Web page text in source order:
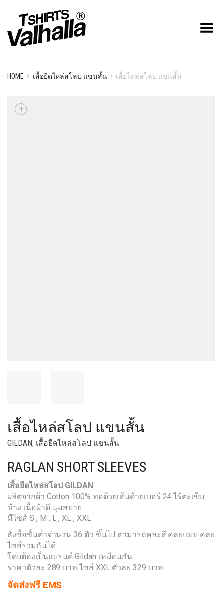
Toggle Menu
HOME » เสื้อยืดไหล่สโลป แขนสั้น » เสื้อไหล่สโลป แขนสั้น
+
เสื้อไหล่สโลป แขนสั้น
GILDAN, เสื้อยืดไหล่สโลป แขนสั้น
RAGLAN SHORT SLEEVES
เสื้อยืดไหล่สโลป GILDAN
ผลิตจากผ้า Cotton 100% ทอด้วยเส้นด้ายเบอร์ 24 ไร้ตะเข็บ
ข้าง เนื้อผ้าดี นุ่มสบาย
มีไซส์ S , M , L , XL , XXL
สั่งซื้อขั้นต่ำจำนวน 36 ตัว ขึ้นไป สามารถคละสี คละแบบ คละ
ไซส์รวมกันได้
โดยต้องเป็นแบรนด์ Gildan เหมือนกัน
ราคาตัวละ 289 บาท ไซส์ XXL ตัวละ 329 บาท
จัดส่งฟรี EMS